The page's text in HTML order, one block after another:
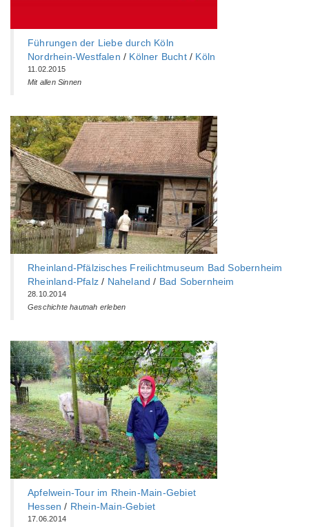
Führungen der Liebe durch Köln
Nordrhein-Westfalen / Kölner Bucht/ Köln
11.02.2015
Mit allen Sinnen
Rheinland-Pfälzisches Freilichtmuseum Bad Sobernheim
Rheinland-Pfalz / Naheland / Bad Sobernheim
28.10.2014
Geschichte hautnah erleben
Apfelwein-Tour im Rhein-Main-Gebiet
Hessen / Rhein-Main-Gebiet
17.06.2014